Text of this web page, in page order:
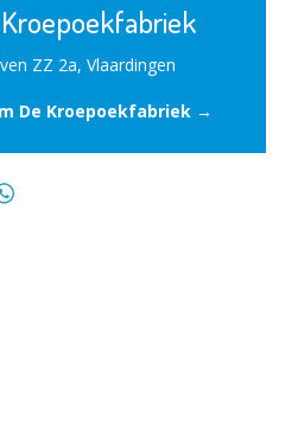
ZZ 2a, Vlaardingen
De Kroepoekfabriek →